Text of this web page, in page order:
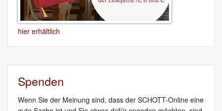
hier erhältlich
Spenden
Wenn Sie der Meinung sind, dass der SCHOTT-Online eine